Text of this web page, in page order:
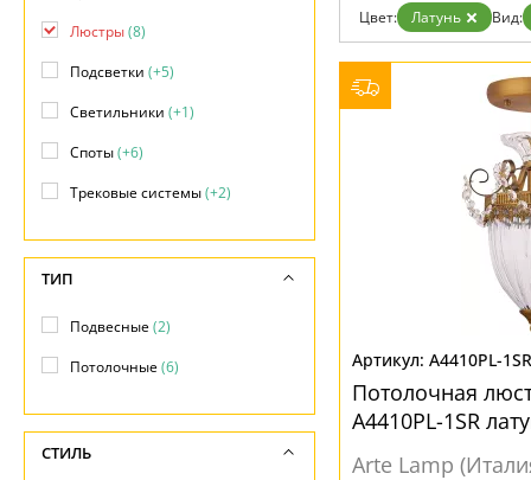
Доставка и оплата
Гарантия
Возврат
Отзывы
Установка
Бренды
Контакты
Цвет: Латунь Вид:
A4410PL-1SR
Потолочная
A4410PL-1SR
Arte Lamp
Люстры(8)
Подсветки (+5)
Светильники (+1)
Споты(+6)
Трековые системы(+2)
ТИП
Подвесные(2)
Потолочные(6)
СТИЛЬ